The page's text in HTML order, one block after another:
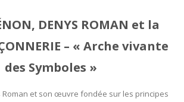
DENYS ROMAN et la
– « Arche vivante
des Symboles »
Roman et son œuvre fondée sur les principes